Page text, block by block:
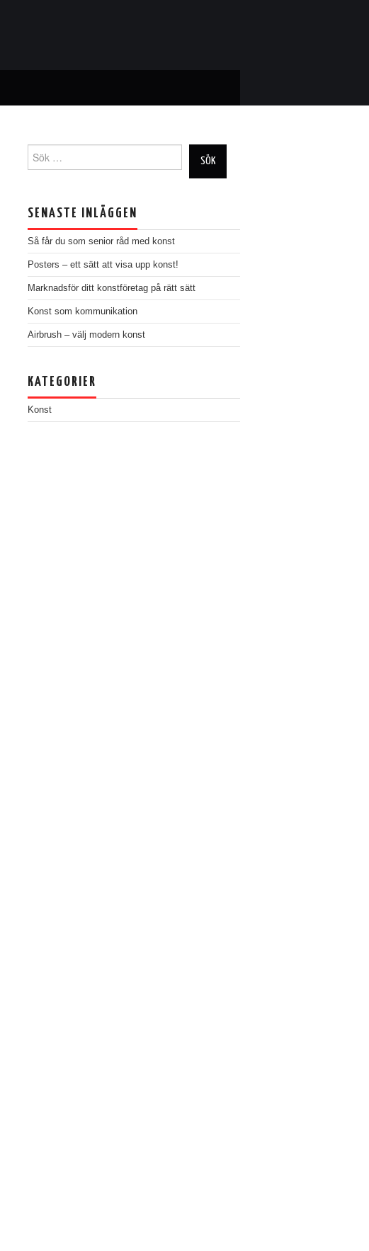
for:
SENASTE INLÄGGEN
Så får du som senior råd med konst
Posters – ett sätt att visa upp konst!
Marknadsför ditt konstföretag på rätt sätt
Konst som kommunikation
Airbrush – välj modern konst
KATEGORIER
Konst